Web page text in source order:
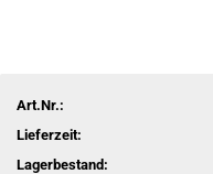
Art.Nr.:
Lieferzeit:
Lagerbestand: